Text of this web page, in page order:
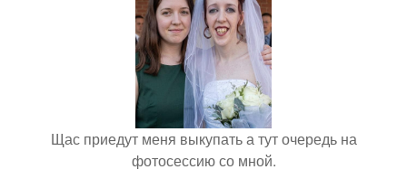
Щас приедут меня выкупать а тут очередь на
фотосессию со мной.